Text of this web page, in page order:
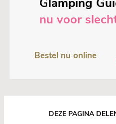
nu voor
Bestel nu online
DEZE PAGINA